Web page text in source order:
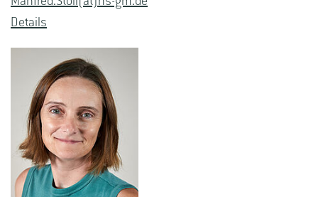
De­tails